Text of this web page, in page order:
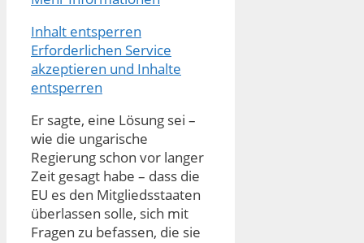
Inhalt entsperren
Erforderlichen Service
akzeptieren und Inhalte
entsperren
Er sagte, eine Lösung sei –
wie die ungarische
Regierung schon vor langer
Zeit gesagt habe – dass die
EU es den Mitgliedsstaaten
überlassen solle, sich mit
Fragen zu befassen, die sie